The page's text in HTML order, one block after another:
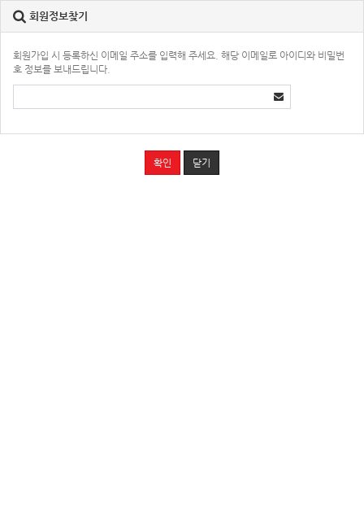
회원정보찾기
회원가입 시 등록하신 이메일 주소를 입력해 주세요. 해당 이메일로 아이디와 비밀번
호 정보를 보내드립니다.
확인 닫기